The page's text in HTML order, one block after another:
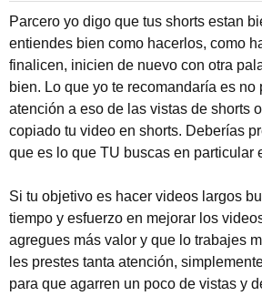
Parcero yo digo que tus shorts estan
entiendes bien como hacerlos, como
finalicen, inicien de nuevo con otra
bien. Lo que yo te recomandaría es no
atención a eso de las vistas de shorts
copiado tu video en shorts. Deberías
que es lo que TU buscas en particular
Si tu objetivo es hacer videos largos
tiempo y esfuerzo en mejorar los
agregues más valor y que lo trabajes
les prestes tanta atención,
para que agarren un poco de vistas y